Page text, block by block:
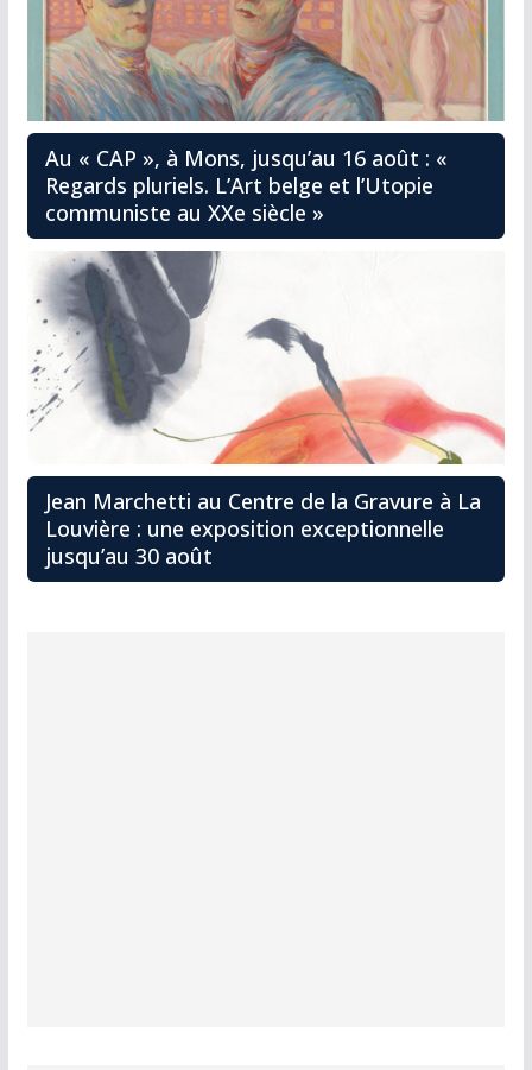
Au « CAP », à Mons, jusqu’au 16 août : «
Regards pluriels. L’Art belge et l’Utopie
communiste au XXe siècle »
Jean Marchetti au Centre de la Gravure à La
Louvière : une exposition exceptionnelle
jusqu’au 30 août